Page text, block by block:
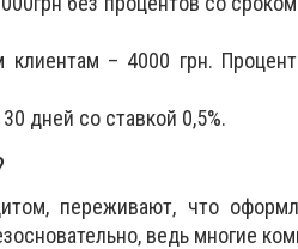
– 4000 грн.
дней со ставкой 0,5%.
переживают, что
ведь многие